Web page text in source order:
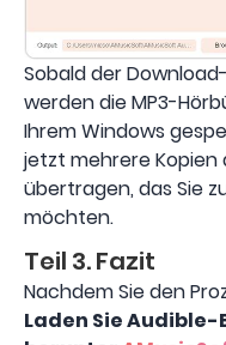
Sobald der
werden die MP3-
Ihrem Windows
jetzt mehrere Kopien
übertragen, das Sie
möchten.
Teil 3. Fazit
Nachdem Sie den
Laden Sie Audible-